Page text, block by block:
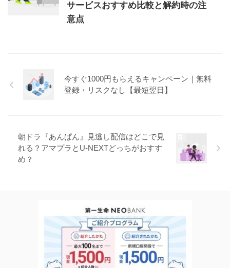
サービスおすすめ比較と解約時の注
意点
今すぐ1000円もらえるキャンペーン｜無料
登録・リスクなし【最短翌日】
朝ドラ『あんぱん』見逃し配信はどこで見
れる？アマプラとU-NEXTどっちがおすす
め？